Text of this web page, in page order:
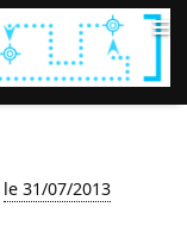
≡
le 31/07/2013